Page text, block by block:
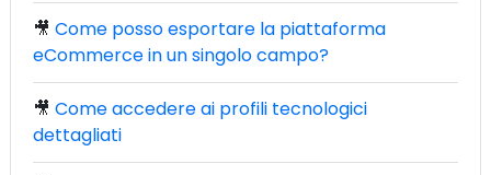
🎥 Come posso esportare la piattaforma
eCommerce in un singolo campo?
🎥 Come accedere ai profili tecnologici
dettagliati